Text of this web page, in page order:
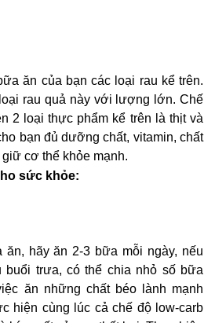
ăn của bạn các loại rau kể trên.
rau quả này với lượng lớn. Chế
2 loại thực phẩm kể trên là thịt và
bạn đủ dưỡng chất, vitamin, chất
cơ thể khỏe mạnh.
sức khỏe:
hãy ăn 2-3 bữa mỗi ngày, nếu
buổi trưa, có thể chia nhỏ số bữa
ăn những chất béo lành mạnh
hiện cùng lúc cả chế độ low-carb